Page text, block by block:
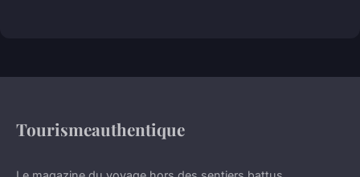
Tourismeauthentique